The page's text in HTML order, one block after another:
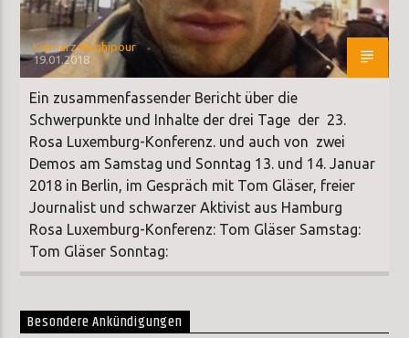
Kiumarz Naghipour
19.01.2018
Ein zusammenfassender Bericht über die
Schwerpunkte und Inhalte der drei Tage der 23.
Rosa Luxemburg-Konferenz. und auch von zwei
Demos am Samstag und Sonntag 13. und 14. Januar
2018 in Berlin, im Gespräch mit Tom Gläser, freier
Journalist und schwarzer Aktivist aus Hamburg
Rosa Luxemburg-Konferenz: Tom Gläser Samstag:
Tom Gläser Sonntag:
Besondere Ankündigungen